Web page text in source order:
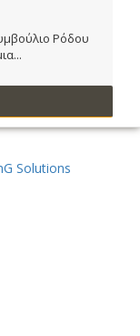
Ρόδου
Solutions